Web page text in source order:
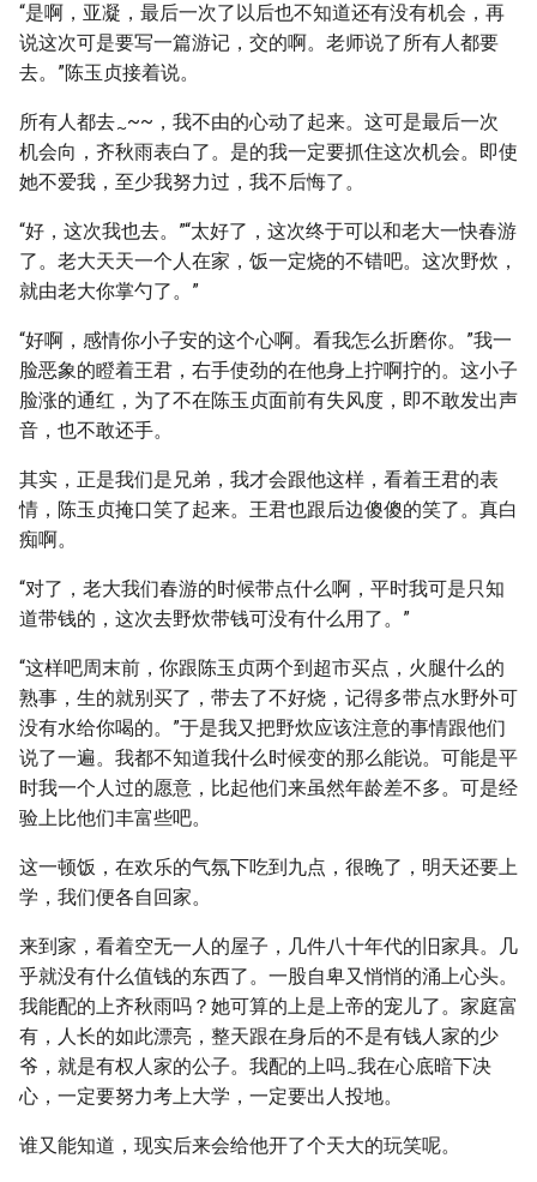
“是啊，亚凝，最后一次了以后也不知道还有没有机会，再
说这次可是要写一篇游记，交的啊。老师说了所有人都要
去。”陈玉贞接着说。
所有人都去~~~，我不由的心动了起来。这可是最后一次
机会向，齐秋雨表白了。是的我一定要抓住这次机会。即使
她不爱我，至少我努力过，我不后悔了。
“好，这次我也去。”“太好了，这次终于可以和老大一快春游
了。老大天天一个人在家，饭一定烧的不错吧。这次野炊，
就由老大你掌勺了。”
“好啊，感情你小子安的这个心啊。看我怎么折磨你。”我一
脸恶象的瞪着王君，右手使劲的在他身上拧啊拧的。这小子
脸涨的通红，为了不在陈玉贞面前有失风度，即不敢发出声
音，也不敢还手。
其实，正是我们是兄弟，我才会跟他这样，看着王君的表
情，陈玉贞掩口笑了起来。王君也跟后边傻傻的笑了。真白
痴啊。
“对了，老大我们春游的时候带点什么啊，平时我可是只知
道带钱的，这次去野炊带钱可没有什么用了。”
“这样吧周末前，你跟陈玉贞两个到超市买点，火腿什么的
熟事，生的就别买了，带去了不好烧，记得多带点水野外可
没有水给你喝的。”于是我又把野炊应该注意的事情跟他们
说了一遍。我都不知道我什么时候变的那么能说。可能是平
时我一个人过的愿意，比起他们来虽然年龄差不多。可是经
验上比他们丰富些吧。
这一顿饭，在欢乐的气氛下吃到九点，很晚了，明天还要上
学，我们便各自回家。
来到家，看着空无一人的屋子，几件八十年代的旧家具。几
乎就没有什么值钱的东西了。一股自卑又悄悄的涌上心头。
我能配的上齐秋雨吗？她可算的上是上帝的宠儿了。家庭富
有，人长的如此漂亮，整天跟在身后的不是有钱人家的少
爷，就是有权人家的公子。我配的上吗~我在心底暗下决
心，一定要努力考上大学，一定要出人投地。
谁又能知道，现实后来会给他开了个天大的玩笑呢。